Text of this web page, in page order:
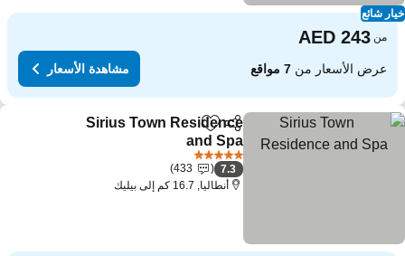
شائع
من
عرض الأسعار من7 مواقع مشاهدة الأسعار
مشاركةAdd to favorites
Sirius Town Residence
and Spa
مشاهدة الأسعار
7.3
433
أنطاليا, 16.7 كم إلى بيليك